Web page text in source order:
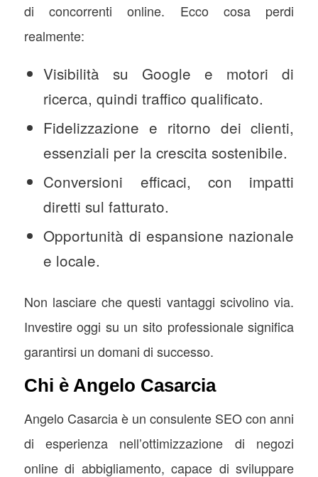
di concorrenti online. Ecco cosa perdi
realmente:
Visibilità su Google e motori di
ricerca, quindi traffico qualificato.
Fidelizzazione e ritorno dei clienti,
essenziali per la crescita sostenibile.
Conversioni efficaci, con impatti
diretti sul fatturato.
Opportunità di espansione nazionale
e locale.
Non lasciare che questi vantaggi scivolino via.
Investire oggi su un sito professionale significa
garantirsi un domani di successo.
Chi è Angelo Casarcia
Angelo Casarcia è un consulente SEO con anni
di esperienza nell’ottimizzazione di negozi
online di abbigliamento, capace di sviluppare